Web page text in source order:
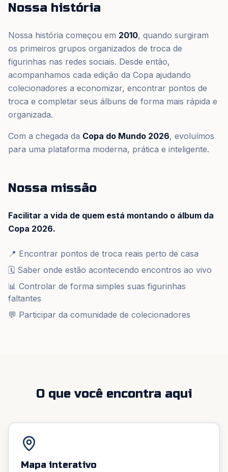
Nossa história
Nossa história começou em 2010, quando surgiram
os primeiros grupos organizados de troca de
figurinhas nas redes sociais. Desde então,
acompanhamos cada edição da Copa ajudando
colecionadores a economizar, encontrar pontos de
troca e completar seus álbuns de forma mais rápida e
organizada.
Com a chegada da Copa do Mundo 2026, evoluímos
para uma plataforma moderna, prática e inteligente.
Nossa missão
Facilitar a vida de quem está montando o álbum da
Copa 2026.
📍 Encontrar pontos de troca reais perto de casa
🗓️ Saber onde estão acontecendo encontros ao vivo
📊 Controlar de forma simples suas figurinhas
faltantes
💬 Participar da comunidade de colecionadores
O que você encontra aqui
Mapa interativo